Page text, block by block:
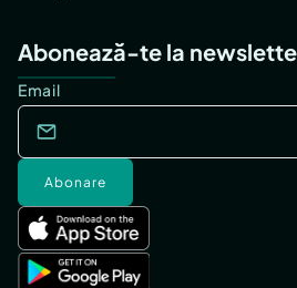
Abonează-te la
Email
Abonare